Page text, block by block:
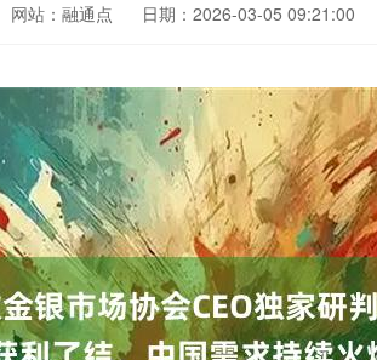
网站：融通点 日期：2026-03-05 09:21:00